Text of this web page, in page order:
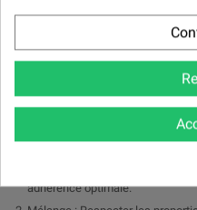
une finition esthétique et
Industrie : Convient pour les
protection durable et une finition
Réparations et rénovations :
reconditionnement de pièces
Conseils d'utilisation :
adhérence optimale.